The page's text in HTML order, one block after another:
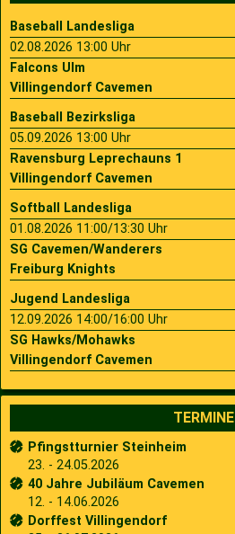
Baseball Landesliga
02.08.2026 13:00 Uhr
Falcons Ulm
Villingendorf Cavemen
Baseball Bezirksliga
05.09.2026 13:00 Uhr
Ravensburg Leprechauns 1
Villingendorf Cavemen
Softball Landesliga
01.08.2026 11:00/13:30 Uhr
SG Cavemen/Wanderers
Freiburg Knights
Jugend Landesliga
12.09.2026 14:00/16:00 Uhr
SG Hawks/Mohawks
Villingendorf Cavemen
TERMINE
Pfingstturnier Steinheim
23. - 24.05.2026
40 Jahre Jubiläum Cavemen
12. - 14.06.2026
Dorffest Villingendorf